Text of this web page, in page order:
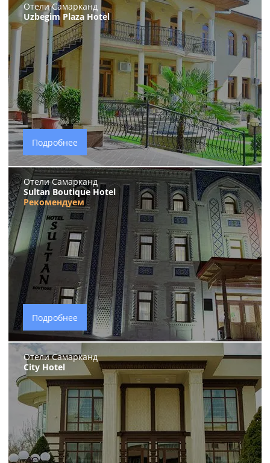
Отели Самарканд
Uzbegim Plaza Hotel
Подробнее
Отели Самарканд
Sultan Boutique Hotel
Рекомендуем
Подробнее
Отели Самарканд
City Hotel